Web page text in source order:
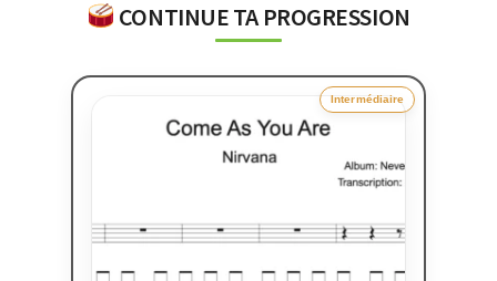
CONTINUE TA PROGRESSION